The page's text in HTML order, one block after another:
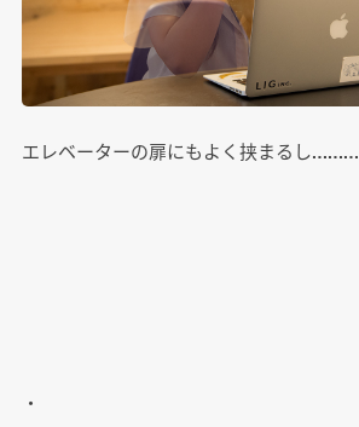
エレベーターの扉にもよく挟まるし………
・